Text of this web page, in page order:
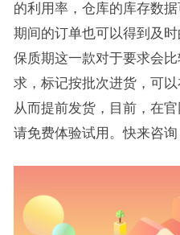
的利用率，仓库的库存数
期间的订单也可以得到及
保质期这一款对于要求会
求，标记按批次进货，可
从而提前发货，目前，在
请免费体验试用。快来咨